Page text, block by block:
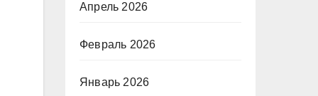
Апрель 2026
Февраль 2026
Январь 2026